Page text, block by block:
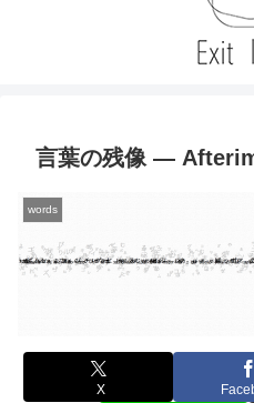
言葉の残像 —
words
X